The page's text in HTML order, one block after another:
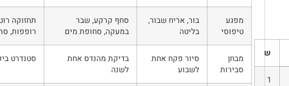
ש
1
מפגע
טיפוסי
בור, אריח שבור,
בליטה
סחף קרקע, שבר
במעקה, סחופת מים
תחזוקה
רופפות,
מבחן
סבירות
סיור פקח אחת
לשבוע
בדיקת מהנדס אחת
לשנה
סטנדרט